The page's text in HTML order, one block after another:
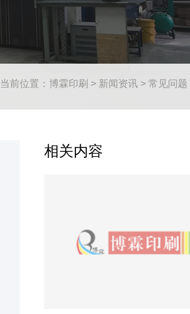
当前位置： 博霖印刷 > 新闻资讯 > 常见问题
相关内容